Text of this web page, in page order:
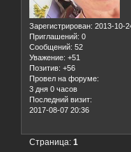
Зарегистрирован: 2013-10-
Приглашений: 0
Сообщений: 52
Уважение: +51
Позитив: +56
Провел на форуме:
3 дня 0 часов
Последний визит:
2017-08-07 20:36
Страница:1